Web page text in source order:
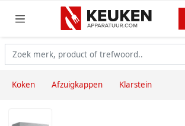
Koken Afzuigkappen Klarstein